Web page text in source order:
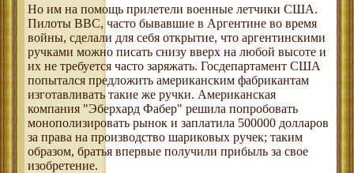
Но им на помощь прилетели военные летчики США.
Пилоты ВВС, часто бывавшие в Аргентине во время
войны, сделали для себя открытие, что аргентинскими
ручками можно писать снизу вверх на любой высоте и
их не требуется часто заряжать. Госдепартамент США
попытался предложить американским фабрикантам
изготавливать такие же ручки. Американская
компания "Эберхард Фабер" решила попробовать
монополизировать рынок и заплатила 500000 долларов
за права на производство шариковых ручек; таким
образом, братья впервые получили прибыль за свое
изобретение.